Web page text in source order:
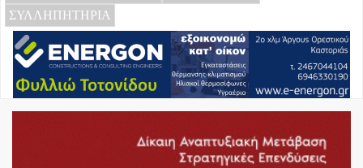
ΣΥΛΛΗΠΗΤΗΡΙΑ